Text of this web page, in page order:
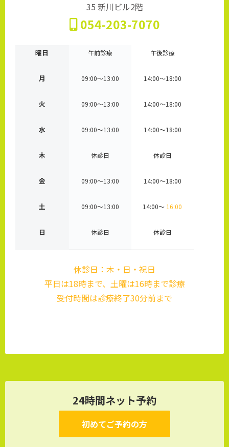
35 新川ビル2階
054-203-7070
曜日
月
火
水
木
金
土
日
午前診療
09:00～13:00
09:00～13:00
09:00～13:00
休診日
09:00～13:00
09:00～13:00
休診日
午後診療
14:00～18:00
14:00～18:00
14:00～18:00
休診日
14:00～18:00
14:00～16:00
休診日
休診日：木・日・祝日
平日は18時まで、土曜は16時まで診療
受付時間は診療終了30分前まで
24時間ネット予約
初めてご予約の方